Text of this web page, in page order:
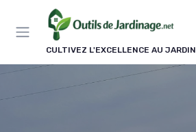
CULTIVEZ L'EXCELLENCE AU JARDIN
Panneau de gestion des cookies